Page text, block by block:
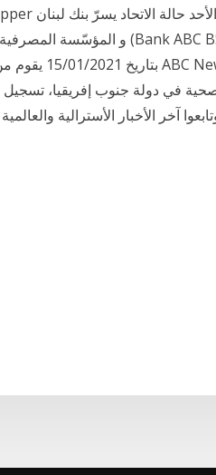
آخر الأخبار الأسترالية